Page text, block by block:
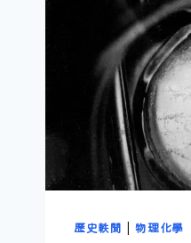
歷史軼聞 |物理化學